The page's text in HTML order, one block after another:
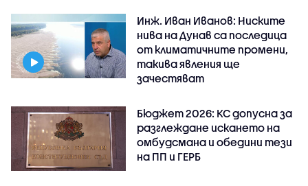
Инж. Иван Иванов: Ниските
нива на Дунав са последица
от климатичните промени,
такива явления ще
зачестяват
Бюджет 2026: КС допусна за
разглеждане искането на
омбудсмана и обедини тези
на ПП и ГЕРБ